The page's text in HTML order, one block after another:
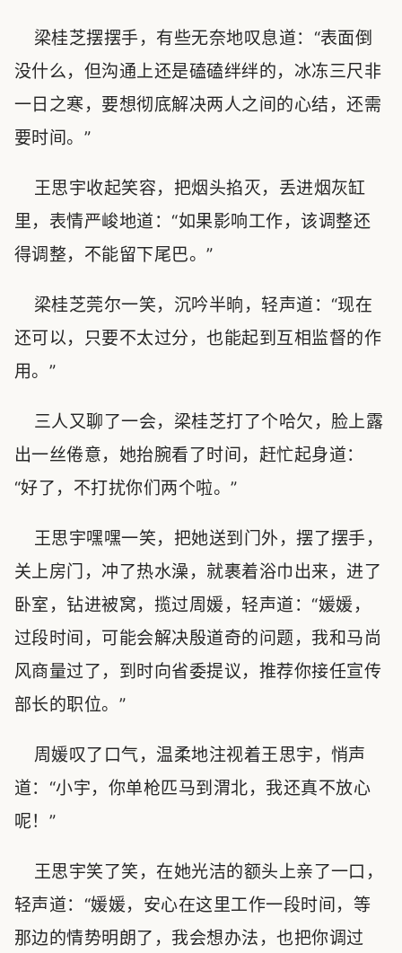
梁桂芝摆摆手，有些无奈地叹息道：“表面倒
没什么，但沟通上还是磕磕绊绊的，冰冻三尺非
一日之寒，要想彻底解决两人之间的心结，还需
要时间。”
王思宇收起笑容，把烟头掐灭，丢进烟灰缸
里，表情严峻地道：“如果影响工作，该调整还
得调整，不能留下尾巴。”
梁桂芝莞尔一笑，沉吟半晌，轻声道：“现在
还可以，只要不太过分，也能起到互相监督的作
用。”
三人又聊了一会，梁桂芝打了个哈欠，脸上露
出一丝倦意，她抬腕看了时间，赶忙起身道：
“好了，不打扰你们两个啦。”
王思宇嘿嘿一笑，把她送到门外，摆了摆手，
关上房门，冲了热水澡，就裹着浴巾出来，进了
卧室，钻进被窝，揽过周媛，轻声道：“媛媛，
过段时间，可能会解决殷道奇的问题，我和马尚
风商量过了，到时向省委提议，推荐你接任宣传
部长的职位。”
周媛叹了口气，温柔地注视着王思宇，悄声
道：“小宇，你单枪匹马到渭北，我还真不放心
呢！”
王思宇笑了笑，在她光洁的额头上亲了一口，
轻声道：“媛媛，安心在这里工作一段时间，等
那边的情势明朗了，我会想办法，也把你调过